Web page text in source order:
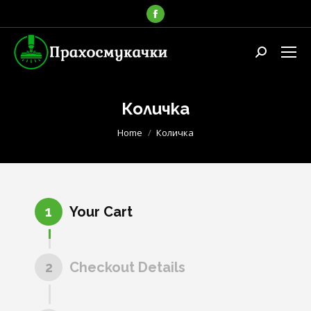
Facebook
page
opens
window
Search:
Количка
You are here:
Home Количка
Your Cart
1
Checkout Details
2